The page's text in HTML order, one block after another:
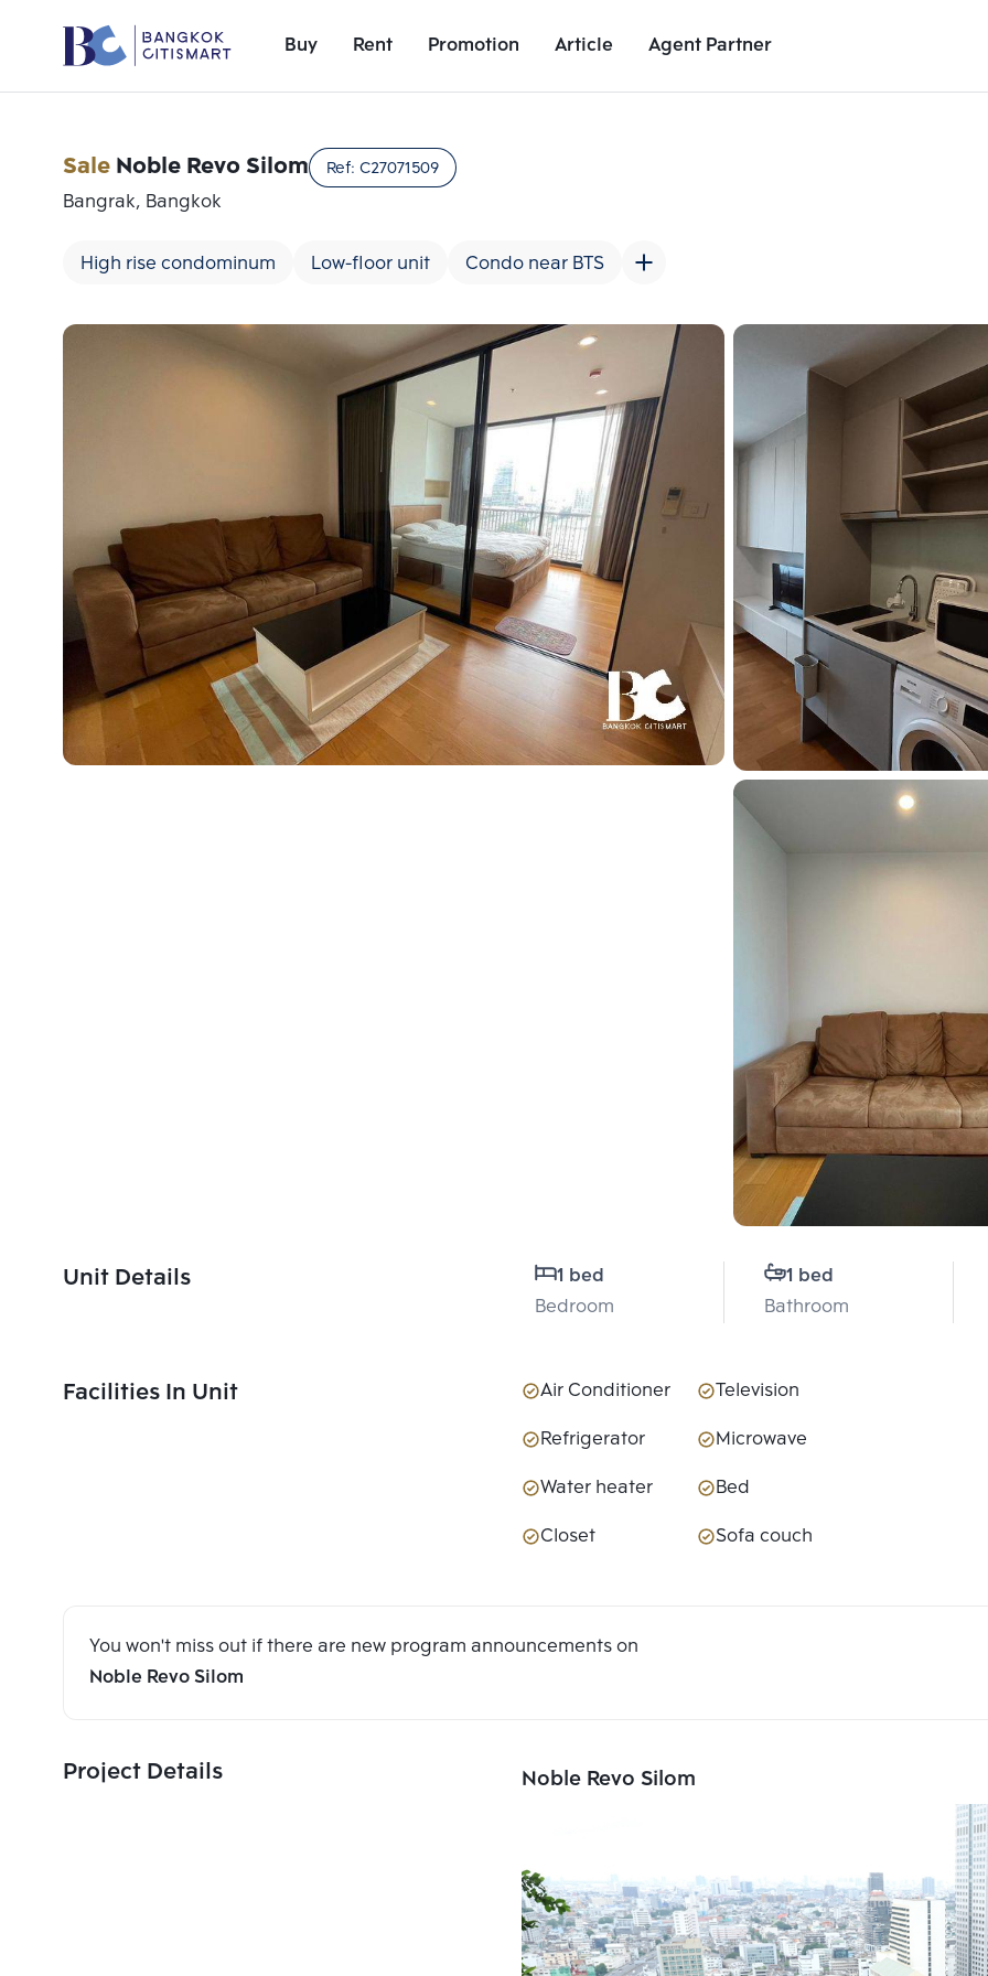
Buy Rent Promotion Article Agent Partner
Unit Details
SaleNoble Revo Silom Ref: C27071509
Bangrak, Bangkok
High rise condominum Low-floor unit Condo near BTS
Unit Details
1 bed
Bedroom
1 bed
Bathroom
Facilities In Unit Air Conditioner
Television
Refrigerator
Microwave
Water heater
Bed
Closet
Sofa couch
You won't miss out if there are new program announcements on
Noble Revo Silom
Project Details Noble Revo Silom
Add comparative units
Add comparative units
Number 2
Add